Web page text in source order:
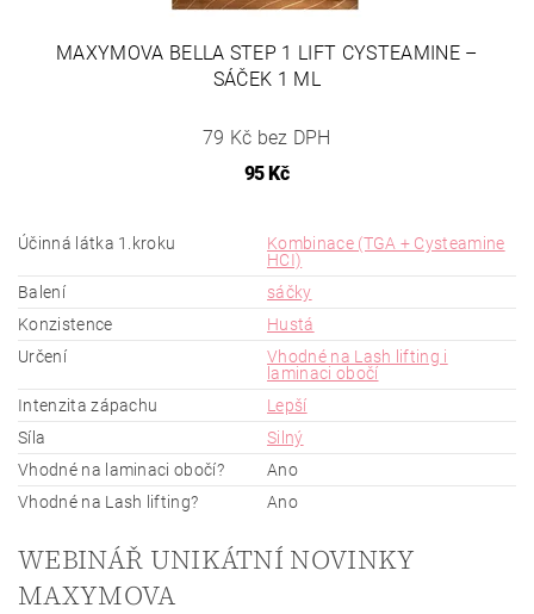
MAXYMOVA BELLA STEP 1 LIFT CYSTEAMINE –
SÁČEK 1 ML
79 Kč bez DPH
95 Kč
Účinná látka 1.kroku
Kombinace (TGA + Cysteamine
HCI)
Balení
sáčky
Konzistence
Hustá
Určení
Vhodné na Lash lifting i
laminaci obočí
Intenzita zápachu
Lepší
Síla
Silný
Vhodné na laminaci obočí?
Ano
Vhodné na Lash lifting?
Ano
WEBINÁŘ UNIKÁTNÍ NOVINKY
MAXYMOVA